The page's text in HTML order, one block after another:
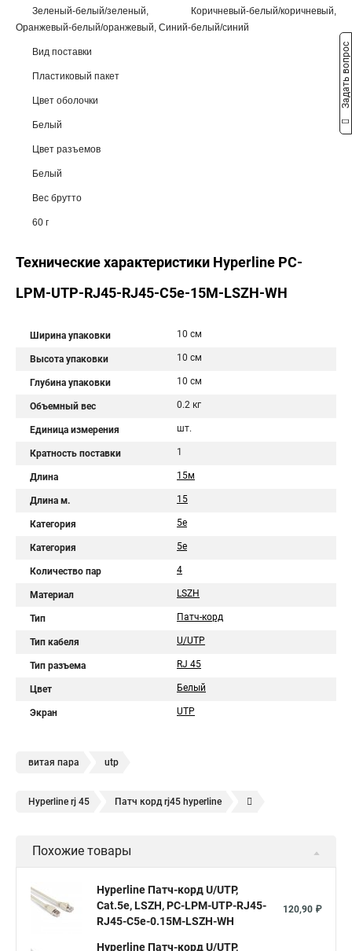
Зеленый-белый/зеленый, Коричневый-белый/коричневый,
Оранжевый-белый/оранжевый, Синий-белый/синий
Вид поставки
Пластиковый пакет
Цвет оболочки
Белый
Цвет разъемов
Белый
Вес брутто
60 г
Технические характеристики Hyperline PC-
LPM-UTP-RJ45-RJ45-C5e-15M-LSZH-WH
Ширина упаковки 10 см
Высота упаковки 10 см
Глубина упаковки 10 см
Объемный вес 0.2 кг
Единица измерения шт.
Кратность поставки 1
Длина 15м
Длина м. 15
Категория 5e
Категория 5е
Количество пар 4
Материал LSZH
Тип Патч-корд
Тип кабеля U/UTP
Тип разъема RJ 45
Цвет Белый
Экран UTP
витая пара utp
Hyperline rj 45 Патч корд rj45 hyperline
Похожие товары
Hyperline Патч-корд U/UTP,
Cat.5е, LSZH, PC-LPM-UTP-RJ45-
RJ45-C5e-0.15M-LSZH-WH
120,90 ₽
Hyperline Патч-корд U/UTP,
Задать вопрос